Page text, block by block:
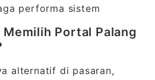
performa sistem
Portal Palang
alternatif di pasaran,